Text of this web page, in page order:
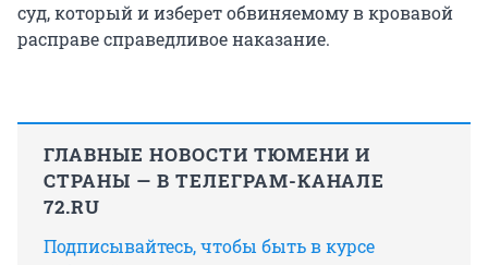
суд, который и изберет обвиняемому в кровавой
расправе справедливое наказание.
ГЛАВНЫЕ НОВОСТИ ТЮМЕНИ И
СТРАНЫ — В ТЕЛЕГРАМ-КАНАЛЕ
72.RU
Подписывайтесь, чтобы быть в курсе